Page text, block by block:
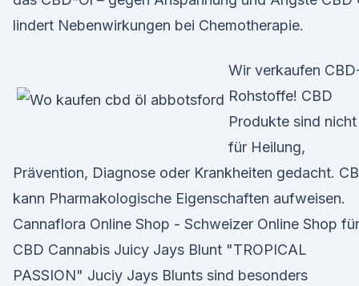
lindert Nebenwirkungen bei Chemotherapie.
Wir verkaufen
Rohstoffe! CBD
Produkte sind nicht
für Heilung,
Prävention, Diagnose oder Krankheiten gedacht.
kann Pharmakologische Eigenschaften aufweisen.
Cannaflora Online Shop - Schweizer Online Shop für
CBD Cannabis Juicy Jays Blunt "TROPICAL
PASSION" Juciy Jays Blunts sind besonders